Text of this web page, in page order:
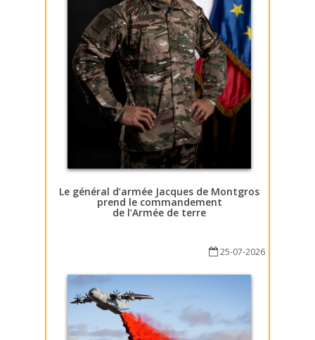
Le général d’armée Jacques de Montgros
prend le commandement
de l’Armée de terre
25-07-2026